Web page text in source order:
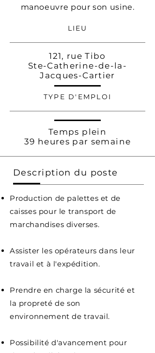
manoeuvre pour son usine.
LIEU
121, rue Tibo
Ste-Catherine-de-la-
Jacques-Cartier
TYPE D'EMPLOI
Temps plein
39 heures par semaine
Description du poste
Production de palettes et de
caisses pour le transport de
marchandises diverses.
Assister les opérateurs dans leur
travail et à l'expédition.
Prendre en charge la sécurité et
la propreté de son
environnement de travail.
Possibilité d'avancement pour